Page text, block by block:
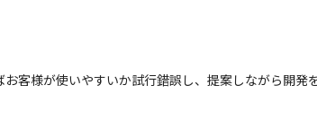
客様が使いやすいか試行錯誤し、提案しながら開発